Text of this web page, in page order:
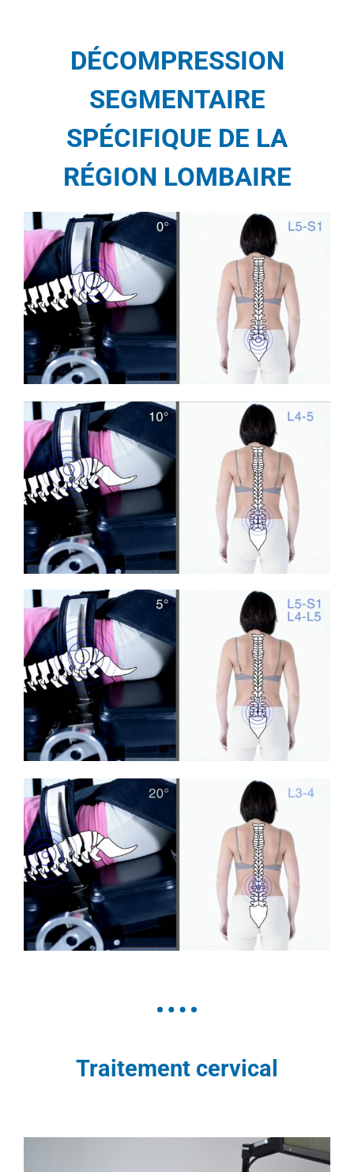
DÉCOMPRESSION
SEGMENTAIRE
SPÉCIFIQUE DE LA
RÉGION LOMBAIRE
Traitement cervical